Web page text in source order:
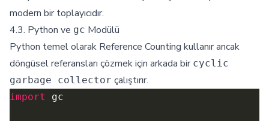
modern bir toplayıcıdır.
4.3. Python ve gc Modülü
Python temel olarak Reference Counting kullanır ancak
döngüsel referansları çözmek için arkada bir cyclic
garbage collector çalıştırır.
import